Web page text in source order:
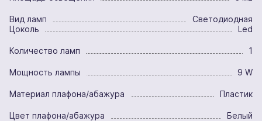
Вид ламп
Светодиодная
Цоколь
Led
Количество ламп 1
Мощность лампы 9 W
Материал плафона/абажура Пластик
Цвет плафона/абажура Белый